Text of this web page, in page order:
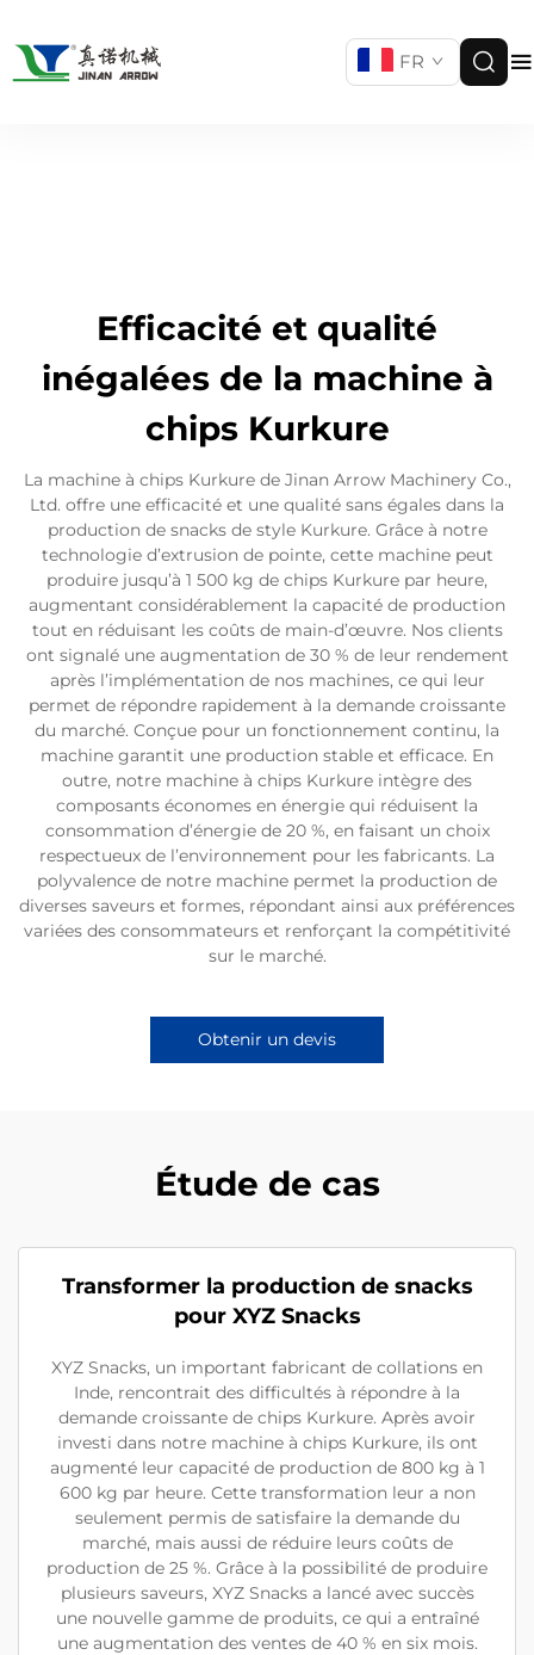
FR
Efficacité et qualité
inégalées de la machine à
chips Kurkure
La machine à chips Kurkure de Jinan Arrow Machinery Co.,
Ltd. offre une efficacité et une qualité sans égales dans la
production de snacks de style Kurkure. Grâce à notre
technologie d’extrusion de pointe, cette machine peut
produire jusqu’à 1 500 kg de chips Kurkure par heure,
augmentant considérablement la capacité de production
tout en réduisant les coûts de main-d’œuvre. Nos clients
ont signalé une augmentation de 30 % de leur rendement
après l’implémentation de nos machines, ce qui leur
permet de répondre rapidement à la demande croissante
du marché. Conçue pour un fonctionnement continu, la
machine garantit une production stable et efficace. En
outre, notre machine à chips Kurkure intègre des
composants économes en énergie qui réduisent la
consommation d’énergie de 20 %, en faisant un choix
respectueux de l’environnement pour les fabricants. La
polyvalence de notre machine permet la production de
diverses saveurs et formes, répondant ainsi aux préférences
variées des consommateurs et renforçant la compétitivité
sur le marché.
Obtenir un devis
Étude de cas
Transformer la production de snacks
pour XYZ Snacks
XYZ Snacks, un important fabricant de collations en
Inde, rencontrait des difficultés à répondre à la
demande croissante de chips Kurkure. Après avoir
investi dans notre machine à chips Kurkure, ils ont
augmenté leur capacité de production de 800 kg à 1
600 kg par heure. Cette transformation leur a non
seulement permis de satisfaire la demande du
marché, mais aussi de réduire leurs coûts de
production de 25 %. Grâce à la possibilité de produire
plusieurs saveurs, XYZ Snacks a lancé avec succès
une nouvelle gamme de produits, ce qui a entraîné
une augmentation des ventes de 40 % en six mois.